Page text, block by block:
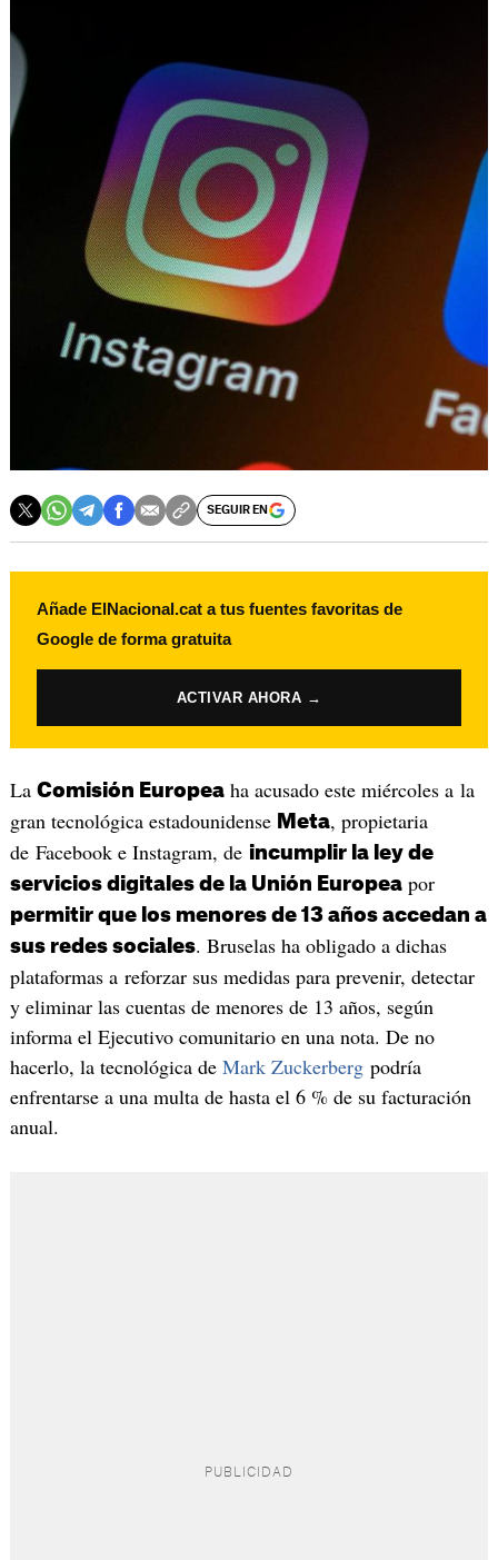
SEGUIR EN
Añade ElNacional.cat a tus fuentes favoritas de
Google de forma gratuita
ACTIVAR AHORA →
La Comisión Europeaha acusado este miércoles a la
gran tecnológica estadounidense Meta, propietaria
de Facebook e Instagram, de incumplir la ley de
servicios digitales de la Unión Europeapor
permitir que los menores de 13 años accedan a
sus redes sociales. Bruselas ha obligado a dichas
plataformas a reforzar sus medidas para prevenir, detectar
y eliminar las cuentas de menores de 13 años, según
informa el Ejecutivo comunitario en una nota. De no
hacerlo, la tecnológica de Mark Zuckerbergpodría
enfrentarse a una multa de hasta el 6 % de su facturación
anual.